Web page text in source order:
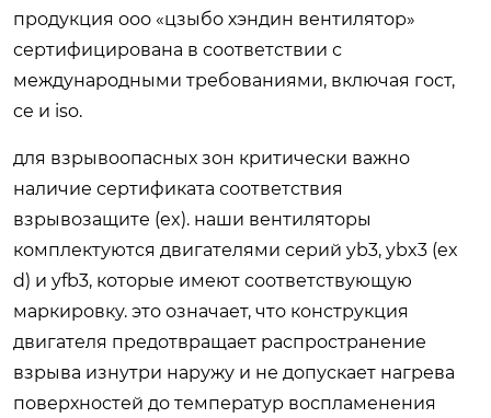
продукция ооо «цзыбо хэндин вентилятор»
сертифицирована в соответствии с
международными требованиями, включая гост,
ce и iso.
для взрывоопасных зон критически важно
наличие сертификата соответствия
взрывозащите (ex). наши вентиляторы
комплектуются двигателями серий yb3, ybx3 (ex
d) и yfb3, которые имеют соответствующую
маркировку. это означает, что конструкция
двигателя предотвращает распространение
взрыва изнутри наружу и не допускает нагрева
поверхностей до температур воспламенения